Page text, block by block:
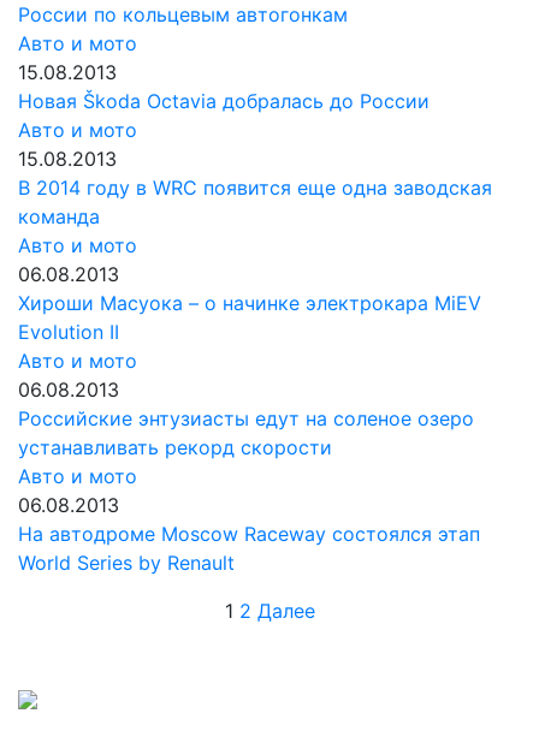
России по кольцевым автогонкам
Авто и мото
15.08.2013
Новая Škoda Octavia добралась до России
Авто и мото
15.08.2013
В 2014 году в WRC появится еще одна заводская
команда
Авто и мото
06.08.2013
Хироши Масуока – о начинке электрокара MiEV
Evolution II
Авто и мото
06.08.2013
Российские энтузиасты едут на соленое озеро
устанавливать рекорд скорости
Авто и мото
06.08.2013
На автодроме Moscow Raceway состоялся этап
World Series by Renault
Пагинация
1 2 Далее